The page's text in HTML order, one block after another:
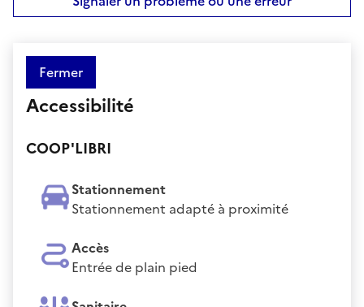
Fermer
Accessibilité
COOP'LIBRI
Stationnement
Stationnement adapté à proximité
Accès
Entrée de plain pied